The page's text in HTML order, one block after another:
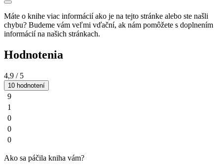
Máte o knihe viac informácií ako je na tejto stránke alebo ste našli
chybu? Budeme vám veľmi vďační, ak nám pomôžete s doplnením
informácií na našich stránkach.
Hodnotenia
4,9 / 5
10 hodnotení
9
1
0
0
0
Ako sa páčila kniha vám?